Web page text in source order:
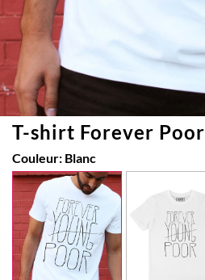
T-shirt Forever Poor
Couleur: Blanc